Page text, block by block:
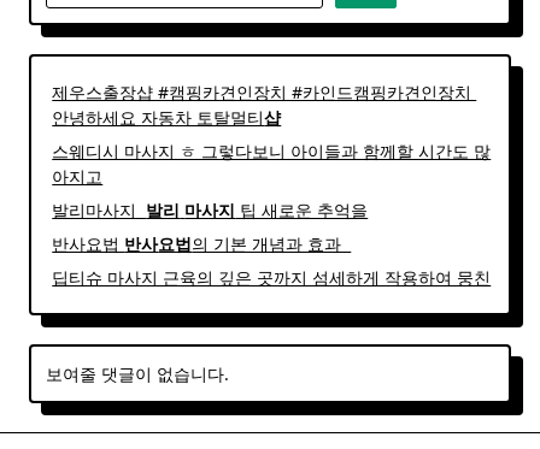
제우스출장샵 #캠핑카견인장치 #카인드캠핑카견인장치 ​
안녕하세요 자동차 토탈멀티샵
스웨디시 마사지 ㅎ 그렇다보니 아이들과 함께할 시간도 많
아지고
발리마사지 ​ 발리 마사지 팁 새로운 추억을
반사요법 반사요법의 기본 개념과 효과 ​ ​
딥티슈 마사지 근육의 깊은 곳까지 섬세하게 작용하여 뭉친
보여줄 댓글이 없습니다.